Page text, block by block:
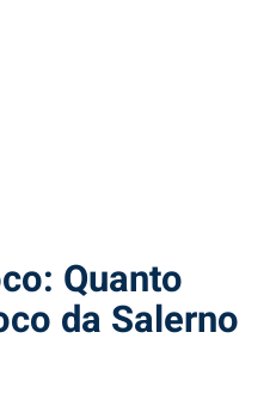
Quanto
da Salerno